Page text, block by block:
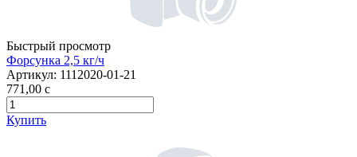
Быстрый просмотр
Форсунка 2,5 кг/ч
Артикул: 1112020-01-21
771,00 c
Купить